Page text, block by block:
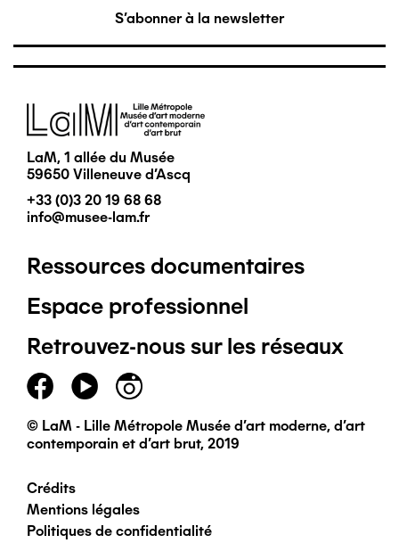
S'abonner à la newsletter
Image
LaM, 1 allée du Musée
59650 Villeneuve d'Ascq
+33 (0)3 20 19 68 68
info@musee-lam.fr
Pied
de
page
principal
Ressources documentaires
Espace professionnel
Retrouvez-nous sur les réseaux
© LaM - Lille Métropole Musée d'art moderne, d'art
contemporain et d'art brut, 2019
Pied
Crédits
Mentions légales
Politiques de confidentialité